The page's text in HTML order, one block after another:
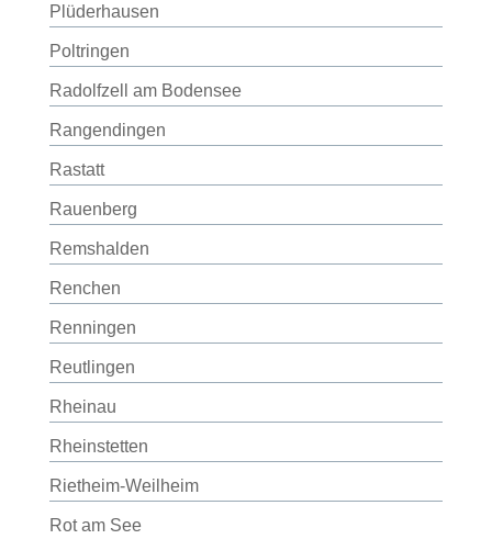
Plüderhausen
Poltringen
Radolfzell am Bodensee
Rangendingen
Rastatt
Rauenberg
Remshalden
Renchen
Renningen
Reutlingen
Rheinau
Rheinstetten
Rietheim-Weilheim
Rot am See